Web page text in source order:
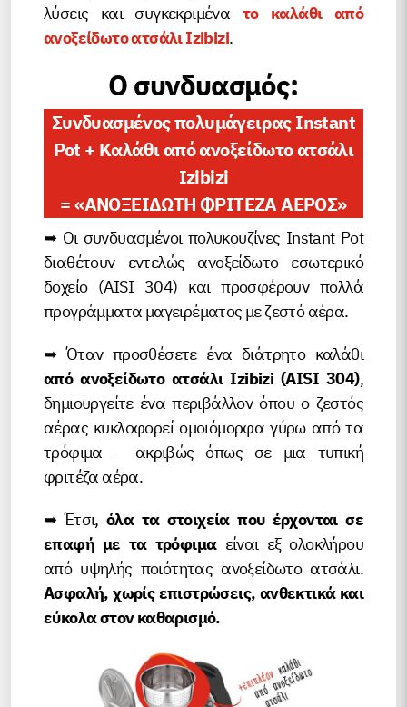
λύσεις και συγκεκριμένα το καλάθι από
ανοξείδωτο ατσάλι Izibizi.
Ο συνδυασμός:
Συνδυασμένος πολυμάγειρας Instant
Pot + Καλάθι από ανοξείδωτο ατσάλι
Izibizi
= «ΑΝΟΞΕΙΔΩΤΗ ΦΡΙΤΕΖΑ ΑΕΡΟΣ»
➥ Οι συνδυασμένοι πολυκουζίνες Instant Pot
διαθέτουν εντελώς ανοξείδωτο εσωτερικό
δοχείο (AISI 304) και προσφέρουν πολλά
προγράμματα μαγειρέματος με ζεστό αέρα.
➥ Όταν προσθέσετε ένα διάτρητο καλάθι
από ανοξείδωτο ατσάλι Izibizi (AISI 304),
δημιουργείτε ένα περιβάλλον όπου ο ζεστός
αέρας κυκλοφορεί ομοιόμορφα γύρω από τα
τρόφιμα – ακριβώς όπως σε μια τυπική
φριτέζα αέρα.
➥ Έτσι,όλα τα στοιχεία που έρχονται σε
επαφή με τα τρόφιμαείναι εξ ολοκλήρου
από υψηλής ποιότητας ανοξείδωτο ατσάλι.
Ασφαλή, χωρίς επιστρώσεις, ανθεκτικά και
εύκολα στον καθαρισμό.